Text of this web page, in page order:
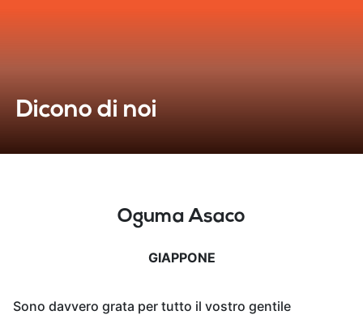
Dicono di noi
Oguma Asaco
GIAPPONE
Sono davvero grata per tutto il vostro gentile